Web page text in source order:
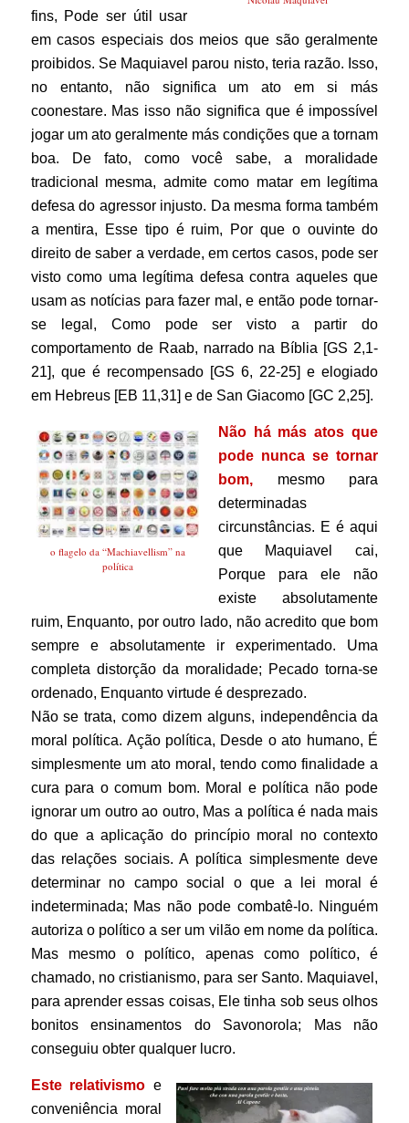
fins, Pode ser útil usar
em casos especiais dos meios que são geralmente
proibidos. Se Maquiavel parou nisto, teria razão. Isso,
no entanto, não significa um ato em si más
coonestare. Mas isso não significa que é impossível
jogar um ato geralmente más condições que a tornam
boa.
De fato, como você sabe, a moralidade
tradicional mesma, admite como matar em legítima
defesa do agressor injusto. Da mesma forma também
a mentira, Esse tipo é ruim, Por que o ouvinte do
direito de saber a verdade, em certos casos, pode ser
visto como uma legítima defesa contra aqueles que
usam as notícias para fazer mal, e então pode tornar-
se legal, Como pode ser visto a partir do
comportamento de Raab, narrado na Bíblia [GS 2,1-
21], que é recompensado [GS 6, 22-25] e elogiado
em Hebreus [EB 11,31] e de San Giacomo [GC 2,25].
o flagelo da “Machiavellism” na
política
Não há más atos que
pode nunca se tornar
bom,
mesmo para
determinadas
circunstâncias. E é aqui
que Maquiavel cai,
Porque para ele não
existe absolutamente
ruim, Enquanto, por outro lado, não acredito que bom
sempre e absolutamente ir experimentado. Uma
completa distorção da moralidade; Pecado torna-se
ordenado, Enquanto virtude é desprezado.
Não se trata, como dizem alguns, independência da
moral política. Ação política, Desde o ato humano, É
simplesmente um ato moral, tendo como finalidade a
cura para o comum bom. Moral e política não pode
ignorar um outro ao outro, Mas a política é nada mais
do que a aplicação do princípio moral no contexto
das relações sociais. A política simplesmente deve
determinar no campo social o que a lei moral é
indeterminada; Mas não pode combatê-lo. Ninguém
autoriza o político a ser um vilão em nome da política.
Mas mesmo o político, apenas como político, é
chamado, no cristianismo, para ser Santo. Maquiavel,
para aprender essas coisas, Ele tinha sob seus olhos
bonitos ensinamentos do Savonorola; Mas não
conseguiu obter qualquer lucro.
Este relativismoe
conveniência moral